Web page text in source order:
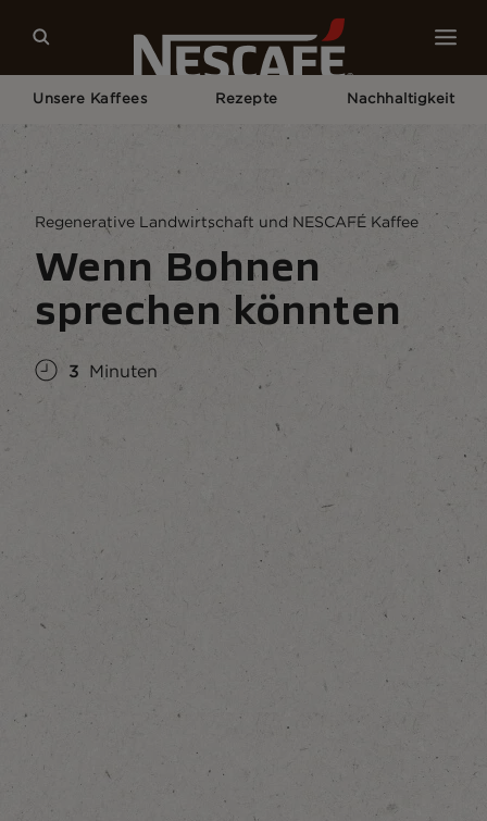
Unsere Kaffees Rezepte Nachhaltigkeit
Wenn Bohnen Sprechen Könnten
Regenerative Landwirtschaft und NESCAFÉ Kaffee
Wenn Bohnen
sprechen könnten
3 Minuten